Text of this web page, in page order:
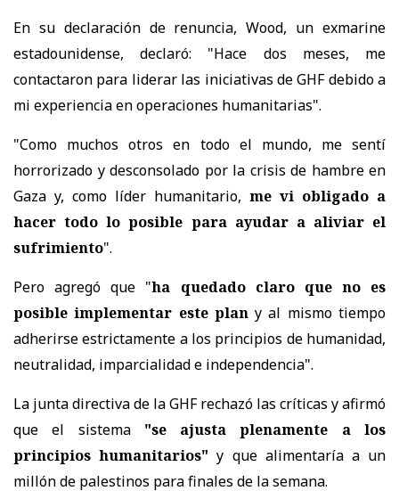
En su declaración de renuncia, Wood, un exmarine
estadounidense, declaró: "Hace dos meses, me
contactaron para liderar las iniciativas de GHF debido a
mi experiencia en operaciones humanitarias".
"Como muchos otros en todo el mundo, me sentí
horrorizado y desconsolado por la crisis de hambre en
Gaza y, como líder humanitario, me vi obligado a
hacer todo lo posible para ayudar a aliviar el
sufrimiento".
Pero agregó que "ha quedado claro que no es
posible implementar este plany al mismo tiempo
adherirse estrictamente a los principios de humanidad,
neutralidad, imparcialidad e independencia".
La junta directiva de la GHF rechazó las críticas y afirmó
que el sistema"se ajusta plenamente a los
principios humanitarios" y que alimentaría a un
millón de palestinos para finales de la semana.